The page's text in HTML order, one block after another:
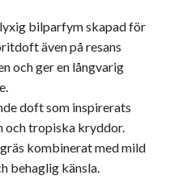
bilparfym skapad för
även på resans
och ger en långvarig
doft som inspirerats
och tropiska kryddor.
kombinerat med mild
behaglig känsla.